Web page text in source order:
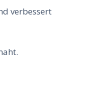
verbessert